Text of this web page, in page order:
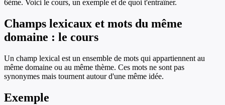
6ème. Voici le cours, un exemple et de quoi t'entraîner.
Champs lexicaux et mots du même
domaine : le cours
Un champ lexical est un ensemble de mots qui appartiennent au
même domaine ou au même thème. Ces mots ne sont pas
synonymes mais tournent autour d'une même idée.
Exemple